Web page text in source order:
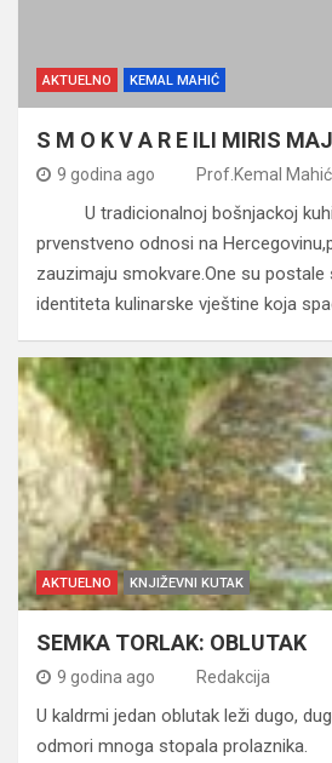
AKTUELNO KEMAL MAHIĆ
S M O K V A R E ILI MIRIS
9 godina ago Prof.Kemal Mahić
U tradicionalnoj bošnjackoj
prvenstveno odnosi na
zauzimaju smokvare.One su
identiteta kulinarske vještine koja
AKTUELNO KNJIŽEVNI KUTAK
SEMKA TORLAK: OBLUTAK
9 godina ago Redakcija
U kaldrmi jedan oblutak leži dugo,
odmori mnoga stopala prolaznika.